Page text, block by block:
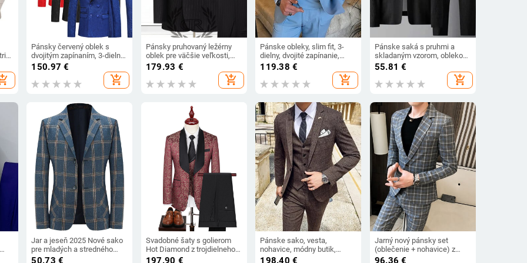
Pánsky červený oblek s
dvojitým zapínaním, 3-dielny
smoking, svadobné šaty,
kabát, nohavice, vesta,
vysoká kvalita, veľkosť S-
150.97 €
add_shopping_cart
Pánsky pruhovaný ležérny
oblek pre väčšie veľkosti,
dvojdielne svadobné šaty,
výkonnostné oblečenie,
179.93 €
add_shopping_cart
Pánske obleky, slim fit, 3-
dielny, dvojité zapínanie,
klopa, stužková, svadobná,
smoking, sako (sako + vesta
119.38 €
add_shopping_cart
Pánske saká s pruhmi a
skladaným vzorom, oblekové
nohavice so sťahovacou
šnúrkou, pánske súpravy,
voľné klopové vrecká, tenké
formálne saká a nohavice,
55.81 €
add_shopping_cart
Jar a jeseň 2025 Nové sako
pre mladých a stredného
veku pre mužov, biznis
50.73 €
Svadobné šaty s golierom
Hot Diamond z trojdielneho
kostýmu pre mužov
197.90 €
Pánske sako, vesta,
nohavice, módny butik,
kockované, ležérne, biznis,
198.40 €
Jarný nový pánsky set
(oblečenie + nohavice) z
roku 2024, štíhly, módny,
96.36 €